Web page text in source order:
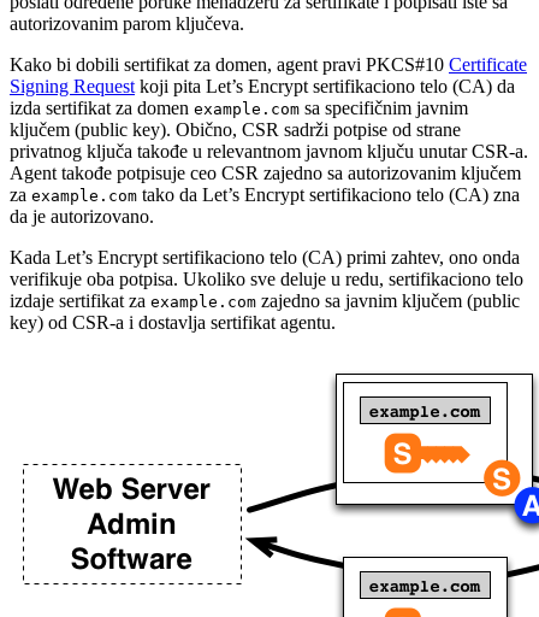
autorizovanim parom ključeva.
Kako bi dobili sertifikat za domen, agent pravi PKCS#10 Certificate
Signing Requestkoji pita Let’s Encrypt sertifikaciono telo (CA) da
izda sertifikat za domen example.com sa specifičnim javnim
ključem (public key). Obično, CSR sadrži potpise od strane
privatnog ključa takođe u relevantnom javnom ključu unutar CSR-a.
Agent takođe potpisuje ceo CSR zajedno sa autorizovanim ključem
za example.com tako da Let’s Encrypt sertifikaciono telo (CA) zna
da je autorizovano.
Kada Let’s Encrypt sertifikaciono telo (CA) primi zahtev, ono onda
verifikuje oba potpisa. Ukoliko sve deluje u redu, sertifikaciono telo
izdaje sertifikat za example.com zajedno sa javnim ključem (public
key) od CSR-a i dostavlja sertifikat agentu.